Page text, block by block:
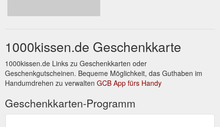
1000kissen.de Geschenkkarte
1000kissen.de Links zu Geschenkkarten oder
Geschenkgutscheinen. Bequeme Möglichkeit, das Guthaben im
Handumdrehen zu verwalten GCB App fürs Handy
Geschenkkarten-Programm